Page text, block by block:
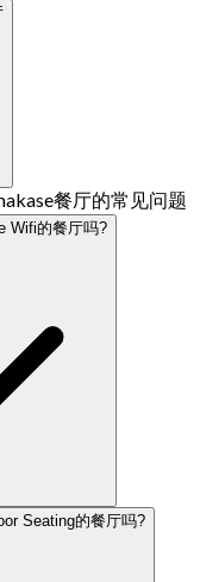
餐厅的常见问题
Wifi的餐厅吗?
Seating的餐厅吗?